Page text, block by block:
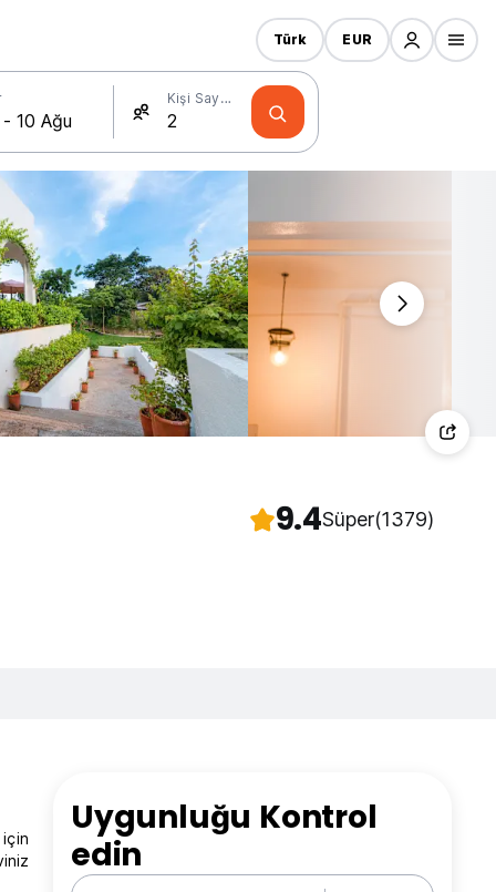
Kişi Sayısı
Türk EUR
9.4Süper(1379)
Uygunluğu Kontrol
edin